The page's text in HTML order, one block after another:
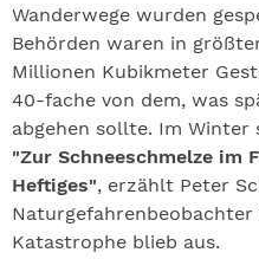
Wanderwege wurden
Behörden waren in
Millionen Kubikmeter
40-fache von dem, was
abgehen sollte. Im Winter
"Zur Schneeschmelze
Heftiges", erzählt Peter
Naturgefahrenbeobachter
Katastrophe blieb aus.